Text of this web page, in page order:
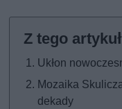
Ukłon
Mozaika
dekady